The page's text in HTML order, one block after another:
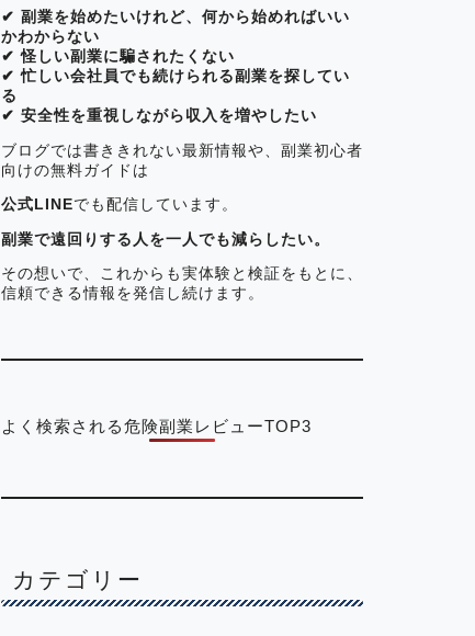
✔ 副業を始めたいけれど、何から始めればいい
かわからない
✔ 怪しい副業に騙されたくない
✔ 忙しい会社員でも続けられる副業を探してい
る
✔ 安全性を重視しながら収入を増やしたい
ブログでは書ききれない最新情報や、副業初心者
向けの無料ガイドは
公式LINEでも配信しています。
副業で遠回りする人を一人でも減らしたい。
その想いで、これからも実体験と検証をもとに、
信頼できる情報を発信し続けます。
よく検索される危険副業レビューTOP3
カテゴリー